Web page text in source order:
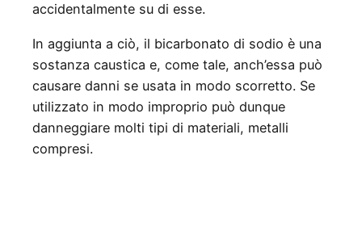
accidentalmente su di esse.
In aggiunta a ciò, il bicarbonato di sodio è una
sostanza caustica e, come tale, anch’essa può
causare danni se usata in modo scorretto. Se
utilizzato in modo improprio può dunque
danneggiare molti tipi di materiali, metalli
compresi.